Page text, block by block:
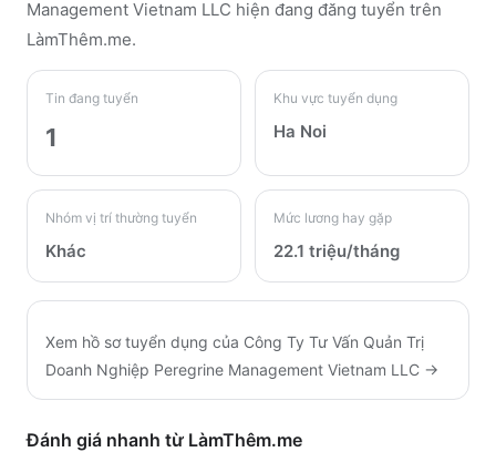
Management Vietnam LLC hiện đang đăng tuyển trên
LàmThêm.me.
Tin đang tuyển
1
Khu vực tuyển dụng
Ha Noi
Nhóm vị trí thường tuyển
Khác
Mức lương hay gặp
22.1 triệu/tháng
Xem hồ sơ tuyển dụng của Công Ty Tư Vấn Quản Trị
Doanh Nghiệp Peregrine Management Vietnam LLC →
Đánh giá nhanh từ LàmThêm.me